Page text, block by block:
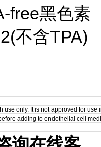
free黑色素
不含TPA)
use only. It is not approved for
adding to endothelial cell